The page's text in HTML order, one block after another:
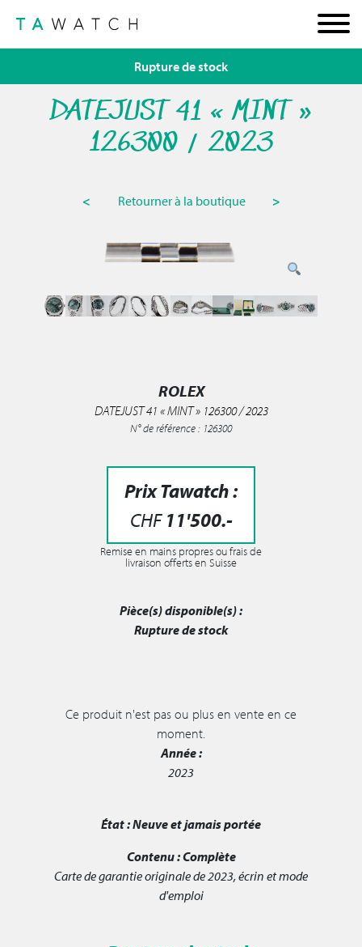
DATEJUST 41 « MINT »
126300 / 2023
< Retourner à la boutique >
ROLEX
DATEJUST 41 « MINT » 126300 / 2023
N° de référence : 126300
Prix Tawatch :
CHF11'500.-
Remise en mains propres ou frais de
livraison offerts en Suisse
Pièce(s) disponible(s) :
Rupture de stock
Rupture de stock
Ce produit n'est pas ou plus en vente en ce
moment.
Année :
2023
État :Neuve et jamais portée
Contenu :Complète
Carte de garantie originale de 2023, écrin et mode
d'emploi